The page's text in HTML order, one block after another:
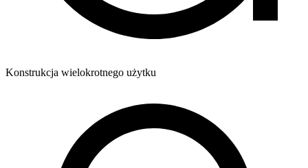
Konstrukcja wielokrotnego użytku